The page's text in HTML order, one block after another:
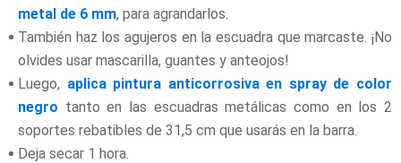
metal de 6 mm, para agrandarlos.
También haz los agujeros en la escuadra que marcaste. ¡No
olvides usar mascarilla, guantes y anteojos!
Luego, aplica pintura anticorrosiva en spray de color
negro tanto en las escuadras metálicas como en los 2
soportes rebatibles de 31,5 cm que usarás en la barra.
Deja secar 1 hora.